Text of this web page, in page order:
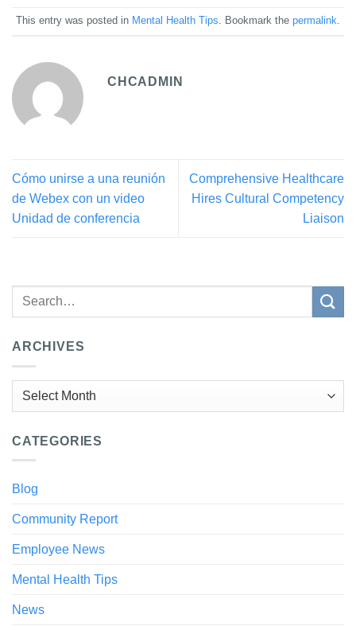
This entry was posted in Mental Health Tips. Bookmark the permalink.
CHCADMIN
Cómo unirse a una reunión
de Webex con un video
Unidad de conferencia
Comprehensive Healthcare
Hires Cultural Competency
Liaison
ARCHIVES
Archives
CATEGORIES
Blog
Community Report
Employee News
Mental Health Tips
News